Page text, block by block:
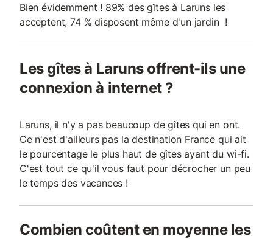
Bien évidemment ! 89% des gîtes à Laruns les
acceptent, 74 % disposent même d'un jardin !
Les gîtes à Laruns offrent-ils une
connexion à internet ?
Laruns, il n'y a pas beaucoup de gîtes qui en ont.
Ce n'est d'ailleurs pas la destination France qui ait
le pourcentage le plus haut de gîtes ayant du wi-fi.
C'est tout ce qu'il vous faut pour décrocher un peu
le temps des vacances !
Combien coûtent en moyenne les